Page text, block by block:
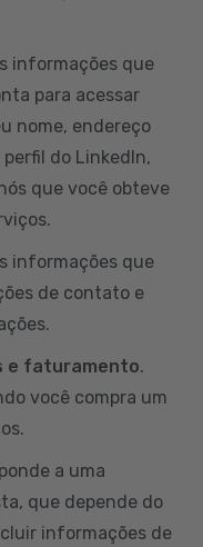
informações que
para acessar
nome, endereço
do LinkedIn,
que você obteve
informações que
de contato e
e faturamento.
você compra um
a uma
que depende do
informações de